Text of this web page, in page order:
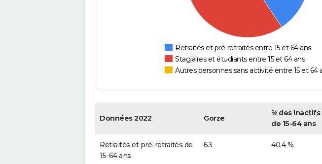
Retraités et pré-retraités entre 15 et 64 ans
Stagiaires et étudiants entre 15 et 64 ans
Autres personnes sans activité entre 15 et 64
Données 2022 Gorze
% des inactifs
de 15-64 ans
Retraités et pré-retraités de
15-64 ans
63 40,4 %